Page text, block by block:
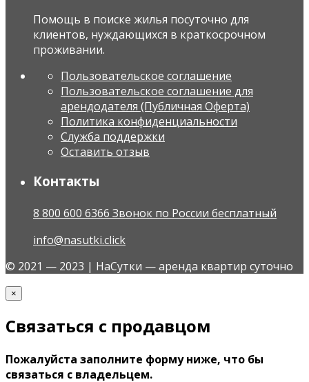
Помощь в поиске жилья посуточно для
клиентов, нуждающихся в краткосрочном
проживании.
Пользовательское соглашение
Пользовательское соглашение для
арендодателя (Публичная Оферта)
Политика конфиденциальности
Служба поддержки
Оставить отзыв
Контакты
8 800 600 6366 Звонок по России бесплатный
info@nasutki.click
© 2021 — 2023 | НаСутки — аренда квартир суточно
×
Связаться с продавцом
Пожалуйста заполните форму ниже, что бы
связаться с владельцем.